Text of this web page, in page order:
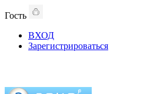
Гость
ВХОД
Зарегистрироваться